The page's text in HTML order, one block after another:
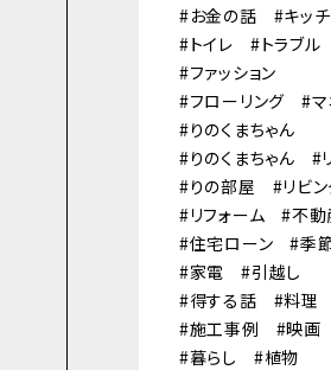
お金の話
キッ
トイレ
トラブル
ファッション
フローリング
りのくまちゃん
りのくまちゃん
りの部屋
リビ
リフォーム
不動
住宅ローン
季
家電
引越し
得する話
料理
施工事例
映画
暮らし
植物